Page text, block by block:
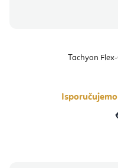
Tachyon